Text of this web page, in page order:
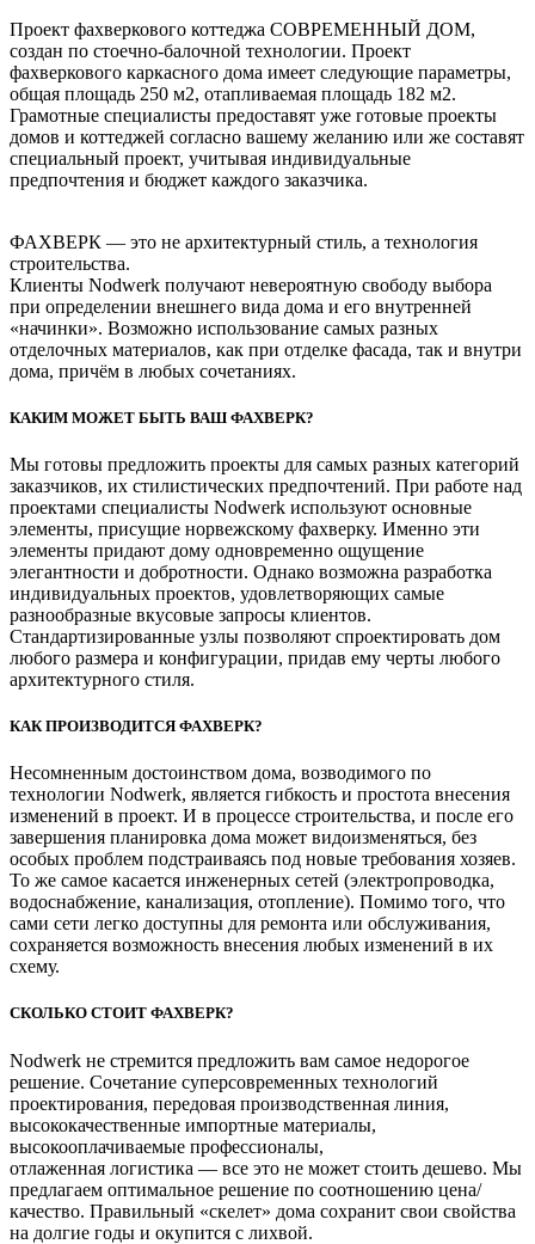
Проект фахверкового коттеджа СОВРЕМЕННЫЙ ДОМ,
создан по стоечно-балочной технологии. Проект
фахверкового каркасного дома имеет следующие параметры,
общая площадь 250 м2, отапливаемая площадь 182 м2.
Грамотные специалисты предоставят уже готовые проекты
домов и коттеджей согласно вашему желанию или же составят
специальный проект, учитывая индивидуальные
предпочтения и бюджет каждого заказчика.
ФАХВЕРК — это не архитектурный стиль, а технология
строительства.
Клиенты Nodwerk получают невероятную свободу выбора
при определении внешнего вида дома и его внутренней
«начинки». Возможно использование самых разных
отделочных материалов, как при отделке фасада, так и внутри
дома, причём в любых сочетаниях.
КАКИМ МОЖЕТ БЫТЬ ВАШ ФАХВЕРК?
Мы готовы предложить проекты для самых разных категорий
заказчиков, их стилистических предпочтений. При работе над
проектами специалисты Nodwerk используют основные
элементы, присущие норвежскому фахверку. Именно эти
элементы придают дому одновременно ощущение
элегантности и добротности. Однако возможна разработка
индивидуальных проектов, удовлетворяющих самые
разнообразные вкусовые запросы клиентов.
Стандартизированные узлы позволяют спроектировать дом
любого размера и конфигурации, придав ему черты любого
архитектурного стиля.
КАК ПРОИЗВОДИТСЯ ФАХВЕРК?
Несомненным достоинством дома, возводимого по
технологии Nodwerk, является гибкость и простота внесения
изменений в проект. И в процессе строительства, и после его
завершения планировка дома может видоизменяться, без
особых проблем подстраиваясь под новые требования хозяев.
То же самое касается инженерных сетей (электропроводка,
водоснабжение, канализация, отопление). Помимо того, что
сами сети легко доступны для ремонта или обслуживания,
сохраняется возможность внесения любых изменений в их
схему.
СКОЛЬКО СТОИТ ФАХВЕРК?
Nodwerk не стремится предложить вам самое недорогое
решение. Сочетание суперсовременных технологий
проектирования, передовая производственная линия,
высококачественные импортные материалы,
высокооплачиваемые профессионалы,
отлаженная логистика — все это не может стоить дешево. Мы
предлагаем оптимальное решение по соотношению цена/
качество. Правильный «скелет» дома сохранит свои свойства
на долгие годы и окупится с лихвой.